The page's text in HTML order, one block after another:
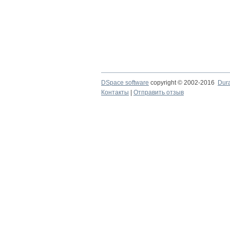
DSpace software copyright © 2002-2016
Контакты
Отправить отзыв